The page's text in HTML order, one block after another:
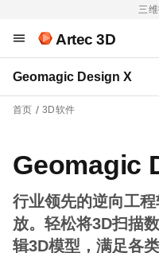
三
Artec 3D
Geomagic Design X
首页 3D软件
Geomagic
行业领先的逆向工
放。轻松将3D扫描
辑3D模型，满足各类